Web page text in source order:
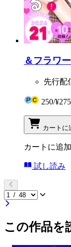
＆フラワ
先行配
250/¥275
カートに
カートに追
試し読み
この作品を